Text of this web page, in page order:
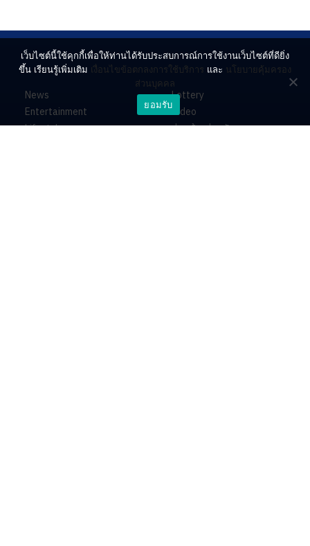
News
Entertainment
Lifestyle
Lottery
Video
ร่วมด้วยช่วยกัน
เว็บไซต์นี้ใช้คุกกี้เพื่อให้ท่านได้รับประสบการณ์การใช้งานเว็บไซต์ที่ดียิ่ง
ขึ้น เรียนรู้เพิ่มเติม เงื่อนไขข้อตกลงการใช้บริการ และ นโยบายคุ้มครอง
ส่วนบุคคล
ยอมรับ